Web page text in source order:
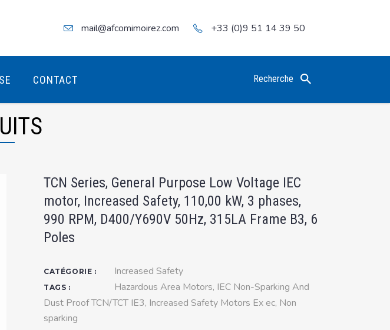
mail@afcomimoirez.com +33 (0)9 51 14 39 50
CONTACT Recherche
TCN Series, General Purpose Low Voltage IEC
motor, Increased Safety, 110,00 kW, 3 phases,
990 RPM, D400/Y690V 50Hz, 315LA Frame B3, 6
Poles
CATÉGORIE : Increased Safety
TAGS : Hazardous Area Motors, IEC Non-Sparking And
Dust Proof TCN/TCT IE3, Increased Safety Motors Ex ec, Non
sparking